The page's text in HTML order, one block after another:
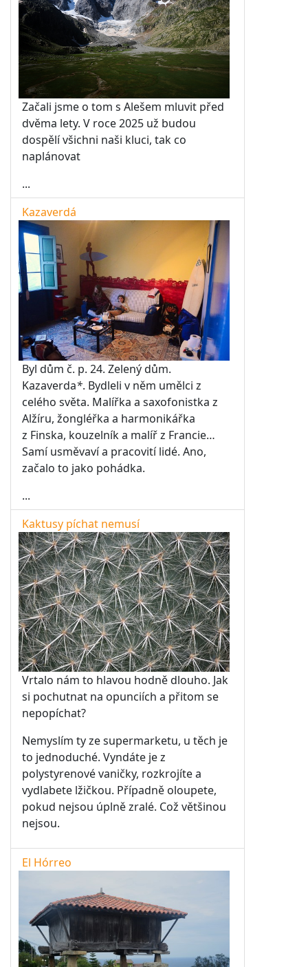
Začali jsme o tom s Alešem mluvit před
dvěma lety. V roce 2025 už budou
dospělí všichni naši kluci, tak co
naplánovat
...
Kazaverdá
Byl dům č. p. 24. Zelený dům.
Kazaverda*. Bydleli v něm umělci z
celého světa. Malířka a saxofonistka z
Alžíru, žongléřka a harmonikářka
z Finska, kouzelník a malíř z Francie…
Samí usměvaví a pracovití lidé. Ano,
začalo to jako pohádka.
...
Kaktusy píchat nemusí
Vrtalo nám to hlavou hodně dlouho. Jak
si pochutnat na opunciích a přitom se
nepopíchat?
Nemyslím ty ze supermarketu, u těch je
to jednoduché. Vyndáte je z
polystyrenové vaničky, rozkrojíte a
vydlabete lžičkou. Případně oloupete,
pokud nejsou úplně zralé. Což většinou
nejsou.
El Hórreo